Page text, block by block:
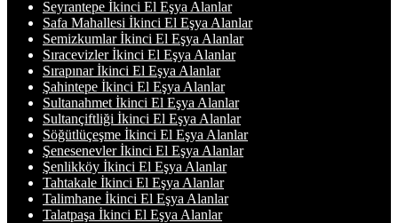
Seyrantepe İkinci El Eşya Alanlar
Safa Mahallesi İkinci El Eşya Alanlar
Semizkumlar İkinci El Eşya Alanlar
Sıracevizler İkinci El Eşya Alanlar
Sırapınar İkinci El Eşya Alanlar
Şahintepe İkinci El Eşya Alanlar
Sultanahmet İkinci El Eşya Alanlar
Sultançiftliği İkinci El Eşya Alanlar
Söğütlüçeşme İkinci El Eşya Alanlar
Şenesenevler İkinci El Eşya Alanlar
Şenlikköy İkinci El Eşya Alanlar
Tahtakale İkinci El Eşya Alanlar
Talimhane İkinci El Eşya Alanlar
Talatpaşa İkinci El Eşya Alanlar